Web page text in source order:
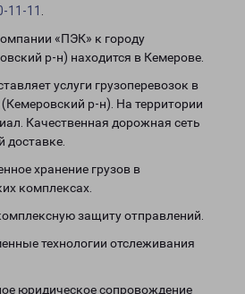
11-11
«ПЭК» к городу
р-н) находится в Кемерове.
услуги грузоперевозок в
р-н). На территории
Качественная дорожная сеть
доставке.
хранение грузов в
комплексах.
защиту отправлений.
технологии отслеживания
юридическое сопровождение